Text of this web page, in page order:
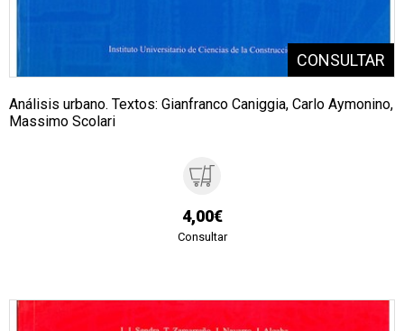
Análisis urbano. Textos: Gianfranco Caniggia, Carlo Aymonino,
Massimo Scolari
4,00€
Consultar